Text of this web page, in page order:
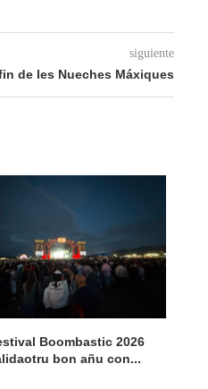
siguiente
de les Nueches Máxiques
Boombastic 2026
bon añu con...